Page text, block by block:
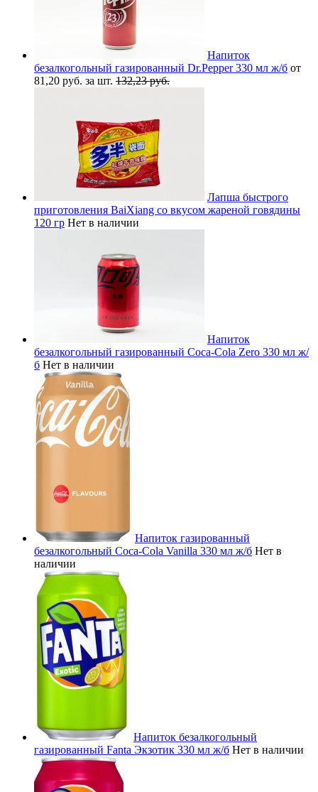
Напиток
безалкогольный газированный Dr.Pepper 330 мл ж/б от
81,20 руб. за шт. 132,23 руб.
Лапша быстрого
приготовления BaiXiang со вкусом жареной говядины
120 гр Нет в наличии
Напиток
безалкогольный газированный Coca-Cola Zero 330 мл ж/
б Нет в наличии
Напиток газированный
безалкогольный Coca-Cola Vanilla 330 мл ж/б Нет в
наличии
Напиток безалкогольный
газированный Fanta Экзотик 330 мл ж/б Нет в наличии